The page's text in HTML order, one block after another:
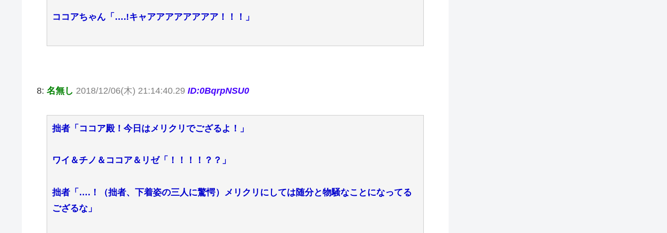
ココアちゃん「….!キャアアアアアアアア！！！」
8: 名無し 2018/12/06(木) 21:14:40.29 ID:0BqrpNSU0
拙者「ココア殿！今日はメリクリでござるよ！」
ワイ＆チノ＆ココア＆リゼ「！！！！？？」
拙者「….！（拙者、下着姿の三人に驚愕）メリクリにしては随分と物騒なことになってる
ござるな」